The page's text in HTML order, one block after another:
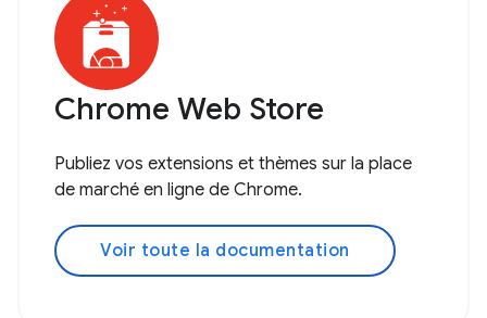
Chrome Web Store
Publiez vos extensions et thèmes sur la place
de marché en ligne de Chrome.
Voir toute la documentation